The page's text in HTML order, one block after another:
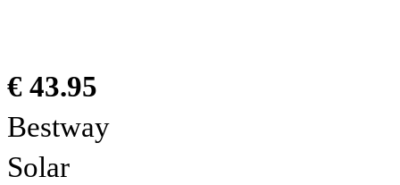
€ 43.95
Bestway
Solar